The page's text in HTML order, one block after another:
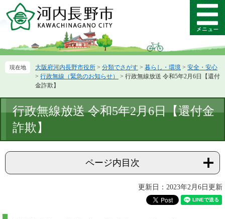
ー
先
ニ
を
本
文
メ
ニ
ー
大阪府河内長野市役所 > 分類でさがす > 暮らし・環境 > 安全・安心
> 行政無線（緊急のお知らせ） > 行政無線放送 令和5年2月6日【還付
金詐欺】
文
行政無線放送 令和5年2月6日【還付金
詐欺】
ページ内目次
更新日：2023年2月6日更新